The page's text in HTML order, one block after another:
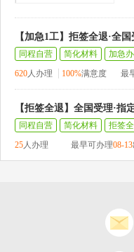
【加急1工】拒签全退·全
同程自营
简化材料
加急
620人办理 100%满意度 最
【拒签全退】全国受理·指
同程自营
简化材料
拒签
25人办理 最早可办理08-13